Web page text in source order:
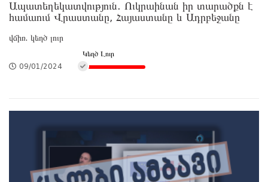
Ապատեղեկատվություն. Ուկրաինան իր տարածքն է
համաում Վրաստանը, Հայաստանը և Ադրբեջանը
վճիռ. կեղծ լուր
09/01/2024
Կեղծ Լուր